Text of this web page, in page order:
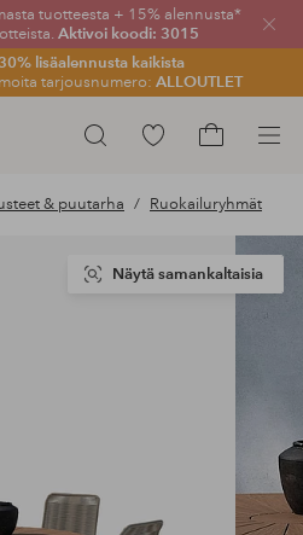
tuotteesta + 15% alennusta*
Aktivoi koodi: 3015
lisäalennusta kaikista
tarjousnumero: ALLOUTLET
Sulje
Hae
Siirry
suosikkituotteisiin
ostoskoriin
& puutarha Ruokailuryhmät
Näytä samankaltaisia